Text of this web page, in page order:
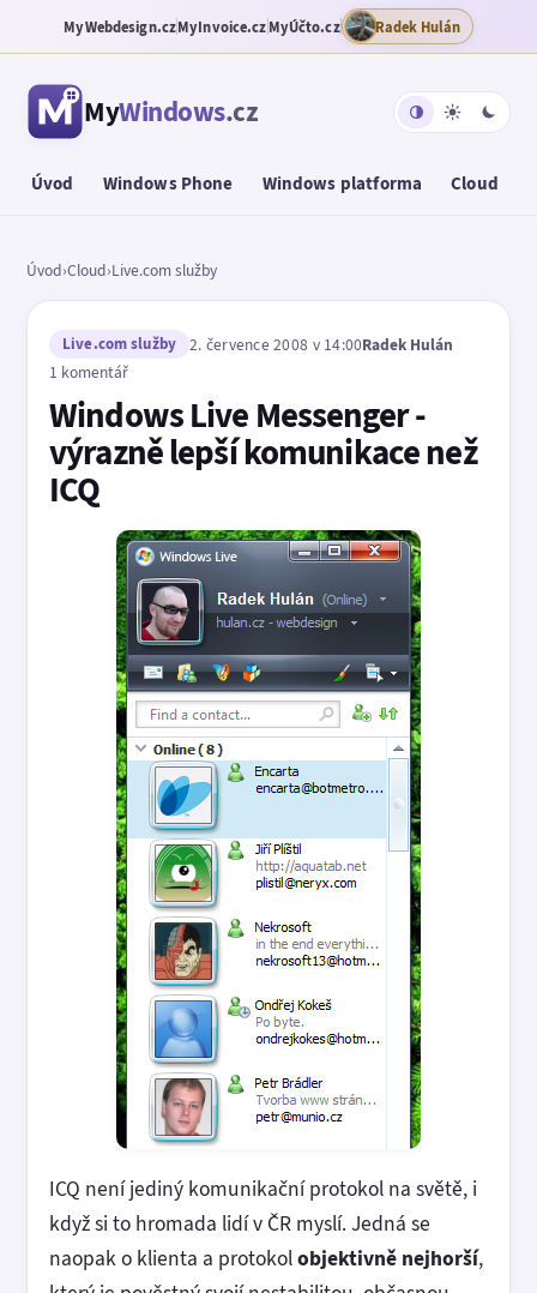
MyWebdesign.czMyInvoice.czMyÚčto.cz Radek Hulán
MyWindows.cz
Úvod Windows Phone Windows platforma Cloud
Úvod›Cloud›Live.com služby
Live.com služby 2. července 2008 v 14:00Radek Hulán
1 komentář
Windows Live Messenger -
výrazně lepší komunikace než
ICQ
ICQ není jediný komunikační protokol na světě, i
když si to hromada lidí v ČR myslí. Jedná se
naopak o klienta a protokolobjektivně nejhorší,